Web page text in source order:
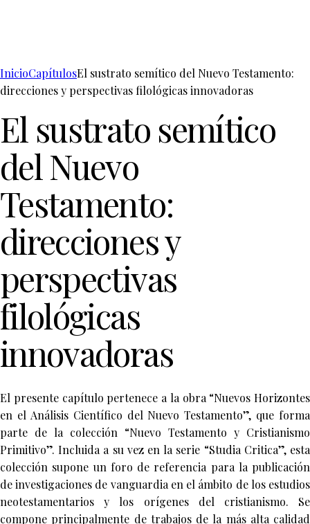
InicioCapítulosEl sustrato semítico del Nuevo Testamento:
direcciones y perspectivas filológicas innovadoras
El sustrato semítico
del Nuevo
Testamento:
direcciones y
perspectivas
filológicas
innovadoras
El presente capítulo pertenece a la obra “Nuevos Horizontes
en el Análisis Científico del Nuevo Testamento”, que forma
parte de la colección “Nuevo Testamento y Cristianismo
Primitivo”. Incluida a su vez en la serie “Studia Critica”, esta
colección supone un foro de referencia para la publicación
de investigaciones de vanguardia en el ámbito de los estudios
neotestamentarios y los orígenes del cristianismo. Se
compone principalmente de trabajos de la más alta calidad